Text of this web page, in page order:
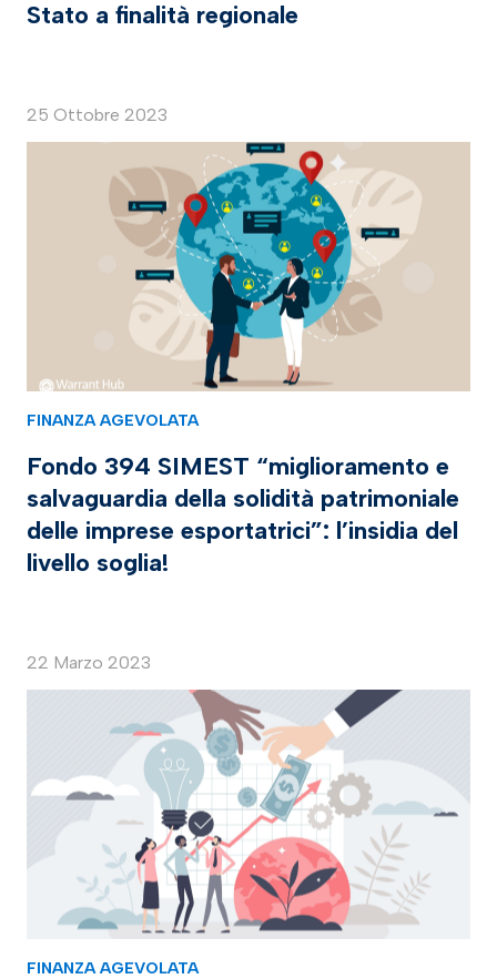
Stato a finalità regionale
25 Ottobre 2023
FINANZA AGEVOLATA
Fondo 394 SIMEST “miglioramento e
salvaguardia della solidità patrimoniale
delle imprese esportatrici”: l’insidia del
livello soglia!
22 Marzo 2023
FINANZA AGEVOLATA